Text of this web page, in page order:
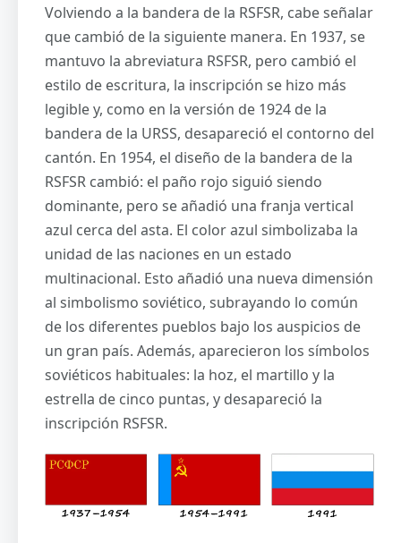
Volviendo a la bandera de la RSFSR, cabe señalar
que cambió de la siguiente manera. En 1937, se
mantuvo la abreviatura RSFSR, pero cambió el
estilo de escritura, la inscripción se hizo más
legible y, como en la versión de 1924 de la
bandera de la URSS, desapareció el contorno del
cantón. En 1954, el diseño de la bandera de la
RSFSR cambió: el paño rojo siguió siendo
dominante, pero se añadió una franja vertical
azul cerca del asta. El color azul simbolizaba la
unidad de las naciones en un estado
multinacional. Esto añadió una nueva dimensión
al simbolismo soviético, subrayando lo común
de los diferentes pueblos bajo los auspicios de
un gran país. Además, aparecieron los símbolos
soviéticos habituales: la hoz, el martillo y la
estrella de cinco puntas, y desapareció la
inscripción RSFSR.